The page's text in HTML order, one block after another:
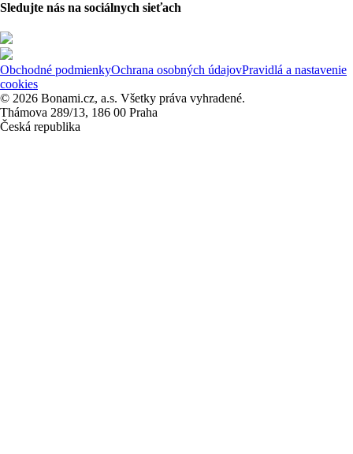
Sledujte nás na sociálnych sieťach
Obchodné podmienkyOchrana osobných údajovPravidlá a nastavenie
cookies
© 2026 Bonami.cz, a.s. Všetky práva vyhradené.
Thámova 289/13, 186 00 Praha
Česká republika